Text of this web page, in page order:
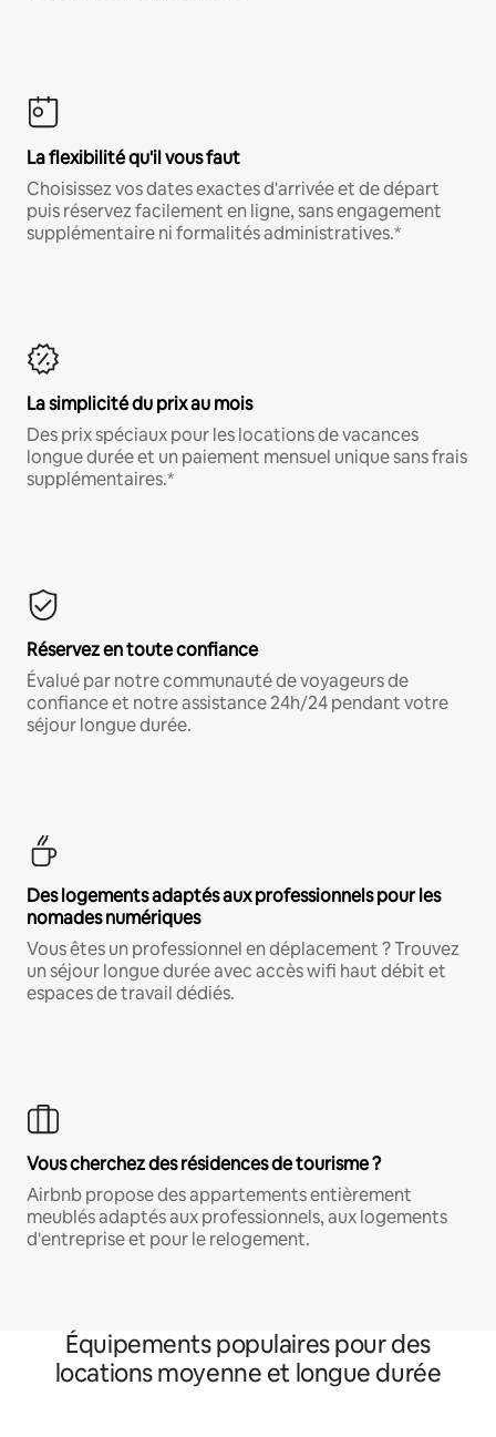
La flexibilité qu'il vous faut
Choisissez vos dates exactes d'arrivée et de départ
puis réservez facilement en ligne, sans engagement
supplémentaire ni formalités administratives.*
La simplicité du prix au mois
Des prix spéciaux pour les locations de vacances
longue durée et un paiement mensuel unique sans frais
supplémentaires.*
Réservez en toute confiance
Évalué par notre communauté de voyageurs de
confiance et notre assistance 24h/24 pendant votre
séjour longue durée.
Des logements adaptés aux professionnels pour les
nomades numériques
Vous êtes un professionnel en déplacement ? Trouvez
un séjour longue durée avec accès wifi haut débit et
espaces de travail dédiés.
Vous cherchez des résidences de tourisme ?
Airbnb propose des appartements entièrement
meublés adaptés aux professionnels, aux logements
d'entreprise et pour le relogement.
Équipements populaires pour des
locations moyenne et longue durée